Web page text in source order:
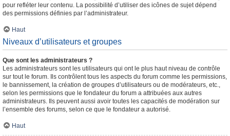
pour refléter leur contenu. La possibilité d’utiliser des icônes de sujet dépend
des permissions définies par l’administrateur.
Haut
Niveaux d’utilisateurs et groupes
Que sont les administrateurs ?
Les administrateurs sont les utilisateurs qui ont le plus haut niveau de contrôle
sur tout le forum. Ils contrôlent tous les aspects du forum comme les permissions,
le bannissement, la création de groupes d’utilisateurs ou de modérateurs, etc.,
selon les permissions que le fondateur du forum a attribuées aux autres
administrateurs. Ils peuvent aussi avoir toutes les capacités de modération sur
l’ensemble des forums, selon ce que le fondateur a autorisé.
Haut